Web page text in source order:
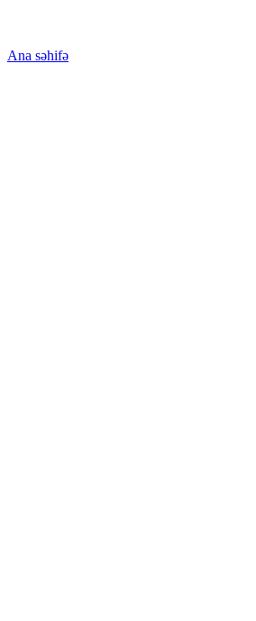
Ana səhifə